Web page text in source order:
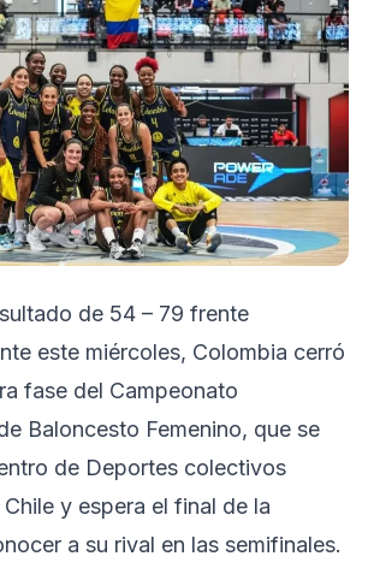
de 54 – 79 frente
este miércoles, Colombia cerró
fase del Campeonato
Baloncesto Femenino, que se
de Deportes colectivos
y espera el final de la
a su rival en las semifinales.